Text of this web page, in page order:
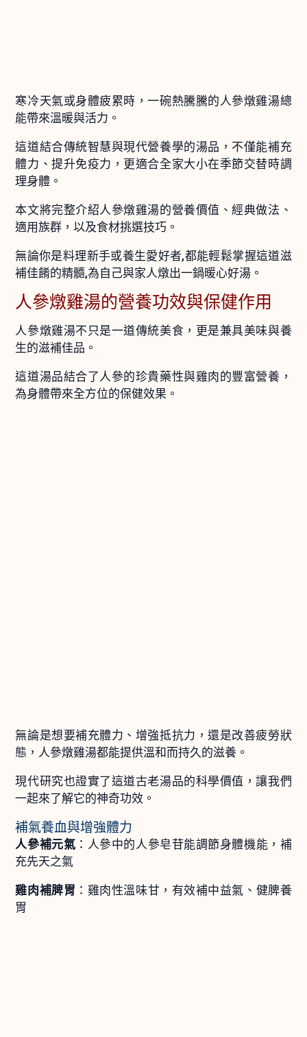
寒冷天氣或身體疲累時，一碗熱騰騰的人參燉雞湯總
能帶來溫暖與活力。
這道結合傳統智慧與現代營養學的湯品，不僅能補充
體力、提升免疫力，更適合全家大小在季節交替時調
理身體。
本文將完整介紹人參燉雞湯的營養價值、經典做法、
適用族群，以及食材挑選技巧。
無論你是料理新手或養生愛好者,都能輕鬆掌握這道滋
補佳餚的精髓,為自己與家人燉出一鍋暖心好湯。
人參燉雞湯的營養功效與保健作用
人參燉雞湯不只是一道傳統美食，更是兼具美味與養
生的滋補佳品。
這道湯品結合了人參的珍貴藥性與雞肉的豐富營養，
為身體帶來全方位的保健效果。
無論是想要補充體力、增強抵抗力，還是改善疲勞狀
態，人參燉雞湯都能提供溫和而持久的滋養。
現代研究也證實了這道古老湯品的科學價值，讓我們
一起來了解它的神奇功效。
補氣養血與增強體力
人參補元氣 ：人參中的人參皂苷能調節身體機能，補
充先天之氣
雞肉補脾胃 ：雞肉性溫味甘，有效補中益氣、健脾養
胃